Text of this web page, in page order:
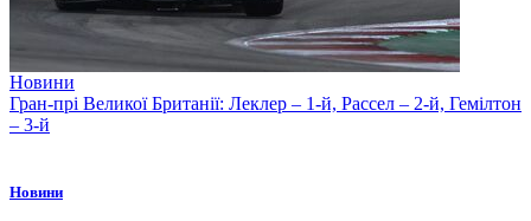
Новини
Гран-прі Великої Британії: Леклер – 1-й, Рассел – 2-й, Гемілтон
– 3-й
Новини